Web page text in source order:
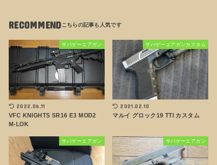
RECOMMEND
サバゲーエアガン
2022.06.11
VFC KNIGHTS SR16 E3 MOD2
M-LOK
サバゲーエアガンカスタム
2021.02.10
マルイ グロック19 TTI カスタム
サバゲーエアガン サバゲーエアガン